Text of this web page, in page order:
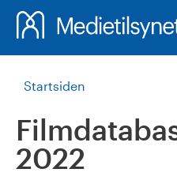
Startsiden
2022